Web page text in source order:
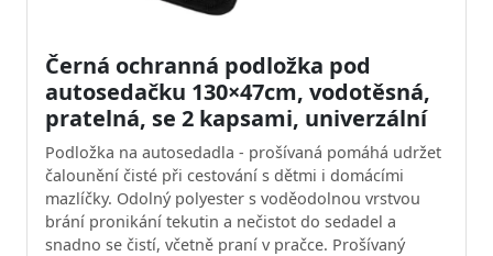
Černá ochranná podložka pod
autosedačku 130×47cm, vodotěsná,
pratelná, se 2 kapsami, univerzální
Podložka na autosedadla - prošívaná pomáhá udržet
čalounění čisté při cestování s dětmi i domácími
mazlíčky. Odolný polyester s voděodolnou vrstvou
brání pronikání tekutin a nečistot do sedadel a
snadno se čistí, včetně praní v pračce. Prošívaný